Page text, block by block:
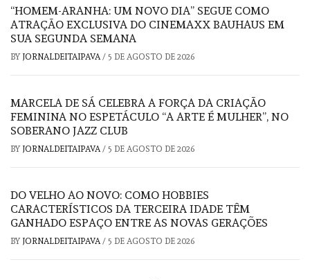
“HOMEM-ARANHA: UM NOVO DIA” SEGUE COMO
ATRAÇÃO EXCLUSIVA DO CINEMAXX BAUHAUS EM
SUA SEGUNDA SEMANA
BY JORNALDEITAIPAVA/ 5 DE AGOSTO DE 2026
MARCELA DE SÁ CELEBRA A FORÇA DA CRIAÇÃO
FEMININA NO ESPETÁCULO “A ARTE É MULHER”, NO
SOBERANO JAZZ CLUB
BY JORNALDEITAIPAVA/ 5 DE AGOSTO DE 2026
DO VELHO AO NOVO: COMO HOBBIES
CARACTERÍSTICOS DA TERCEIRA IDADE TÊM
GANHADO ESPAÇO ENTRE AS NOVAS GERAÇÕES
BY JORNALDEITAIPAVA/ 5 DE AGOSTO DE 2026